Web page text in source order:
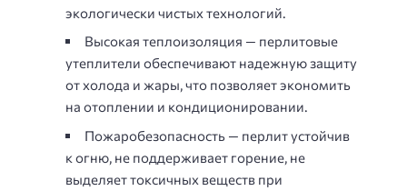
экологически чистых технологий.
Высокая теплоизоляция — перлитовые
утеплители обеспечивают надежную защиту
от холода и жары, что позволяет экономить
на отоплении и кондиционировании.
Пожаробезопасность — перлит устойчив
к огню, не поддерживает горение, не
выделяет токсичных веществ при